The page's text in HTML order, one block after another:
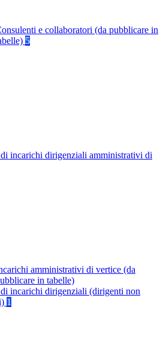
e collaboratori (da pubblicare in
5
incarichi dirigenziali amministrativi di
amministrativi di vertice (da
in tabelle)
incarichi dirigenziali (dirigenti non
1